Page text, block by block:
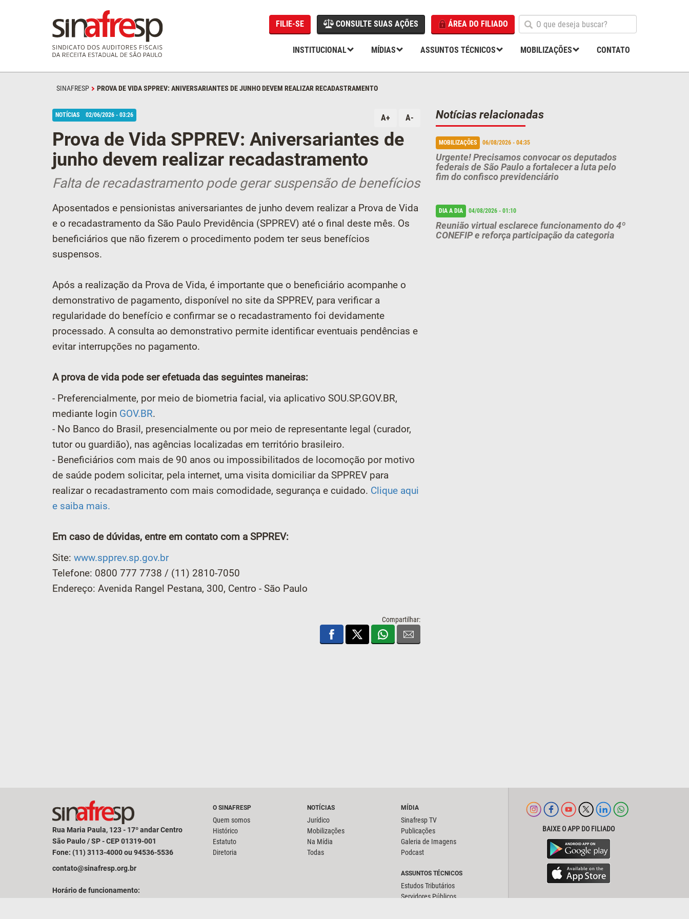
FILIE-SE CONSULTE SUAS AÇÕES ÁREA DO FILIADO
O
que
INSTITUCIONAL MÍDIAS ASSUNTOS TÉCNICOS MOBILIZAÇÕES CONTATO
SINAFRESP PROVA DE VIDA SPPREV: ANIVERSARIANTES DE JUNHO DEVEM REALIZAR RECADASTRAMENTO
NOTÍCIAS 02/06/2026 - 03:26 A+ A-
Prova de Vida SPPREV: Aniversariantes de
junho devem realizar recadastramento
Falta de recadastramento pode gerar suspensão de benefícios
Aposentados e pensionistas aniversariantes de junho devem realizar a Prova de Vida
e o recadastramento da São Paulo Previdência (SPPREV) até o final deste mês. Os
beneficiários que não fizerem o procedimento podem ter seus benefícios
suspensos.
Após a realização da Prova de Vida, é importante que o beneficiário acompanhe o
demonstrativo de pagamento, disponível no site da SPPREV, para verificar a
regularidade do benefício e confirmar se o recadastramento foi devidamente
processado. A consulta ao demonstrativo permite identificar eventuais pendências e
evitar interrupções no pagamento.
A prova de vida pode ser efetuada das seguintes maneiras:
- Preferencialmente, por meio de biometria facial, via aplicativo SOU.SP.GOV.BR,
mediante login GOV.BR.
- No Banco do Brasil, presencialmente ou por meio de representante legal (curador,
tutor ou guardião), nas agências localizadas em território brasileiro.
- Beneficiários com mais de 90 anos ou impossibilitados de locomoção por motivo
de saúde podem solicitar, pela internet, uma visita domiciliar da SPPREV para
realizar o recadastramento com mais comodidade, segurança e cuidado. Clique aqui
e saiba mais.
Em caso de dúvidas, entre em contato com a SPPREV:
Site: www.spprev.sp.gov.br
Telefone: 0800 777 7738 / (11) 2810-7050
Endereço: Avenida Rangel Pestana, 300, Centro - São Paulo
Compartilhar:
Notícias relacionadas
MOBILIZAÇÕES 06/08/2026 - 04:35
Urgente! Precisamos convocar os deputados
federais de São Paulo a fortalecer a luta pelo
fim do confisco previdenciário
DIA A DIA 04/08/2026 - 01:10
Reunião virtual esclarece funcionamento do 4º
CONEFIP e reforça participação da categoria
Rua Maria Paula, 123 - 17º andar Centro
São Paulo / SP - CEP 01319-001
Fone: (11) 3113-4000 ou 94536-5536
contato@sinafresp.org.br
Horário de funcionamento:
O SINAFRESP
Quem somos
Histórico
Estatuto
Diretoria
NOTÍCIAS
Jurídico
Mobilizações
Na Mídia
Todas
MÍDIA
Sinafresp TV
Publicações
Galeria de Imagens
Podcast
ASSUNTOS TÉCNICOS
Estudos Tributários
Servidores Públicos
BAIXE O APP DO FILIADO